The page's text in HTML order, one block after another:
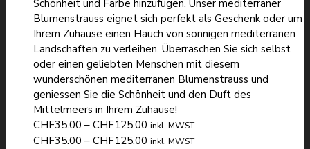
Schönheit und Farbe hinzufügen. Unser mediterraner
Blumenstrauss eignet sich perfekt als Geschenk oder um
Ihrem Zuhause einen Hauch von sonnigen mediterranen
Landschaften zu verleihen. Überraschen Sie sich selbst
oder einen geliebten Menschen mit diesem
wunderschönen mediterranen Blumenstrauss und
geniessen Sie die Schönheit und den Duft des
Mittelmeers in Ihrem Zuhause!
CHF35.00 – CHF125.00 Preisspanne:
CHF35.00
inkl. MWST
CHF35.00 – CHF125.00 Preisspanne:
inkl. MWST